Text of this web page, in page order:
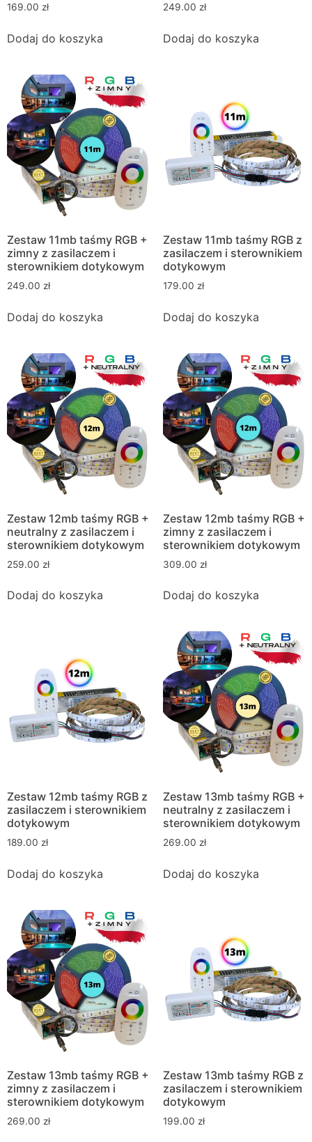
169.00 zł
Dodaj do koszyka
249.00 zł
Dodaj do koszyka
Zestaw 11mb taśmy RGB +
zimny z zasilaczem i
sterownikiem dotykowym
249.00 zł
Dodaj do koszyka
Zestaw 11mb taśmy RGB z
zasilaczem i sterownikiem
dotykowym
179.00 zł
Dodaj do koszyka
Zestaw 12mb taśmy RGB +
neutralny z zasilaczem i
sterownikiem dotykowym
259.00 zł
Dodaj do koszyka
Zestaw 12mb taśmy RGB +
zimny z zasilaczem i
sterownikiem dotykowym
309.00 zł
Dodaj do koszyka
Zestaw 12mb taśmy RGB z
zasilaczem i sterownikiem
dotykowym
189.00 zł
Dodaj do koszyka
Zestaw 13mb taśmy RGB +
neutralny z zasilaczem i
sterownikiem dotykowym
269.00 zł
Dodaj do koszyka
Zestaw 13mb taśmy RGB +
zimny z zasilaczem i
sterownikiem dotykowym
269.00 zł
Zestaw 13mb taśmy RGB z
zasilaczem i sterownikiem
dotykowym
199.00 zł